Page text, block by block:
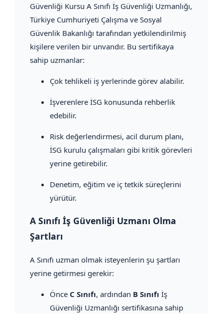
Güvenliği Kursu A Sınıfı İş Güvenliği Uzmanlığı,
Türkiye Cumhuriyeti Çalışma ve Sosyal
Güvenlik Bakanlığı tarafından yetkilendirilmiş
kişilere verilen bir unvandır. Bu sertifikaya
sahip uzmanlar:
Çok tehlikeli iş yerlerinde görev alabilir.
İşverenlere İSG konusunda rehberlik
edebilir.
Risk değerlendirmesi, acil durum planı,
İSG kurulu çalışmaları gibi kritik görevleri
yerine getirebilir.
Denetim, eğitim ve iç tetkik süreçlerini
yürütür.
A Sınıfı İş Güvenliği Uzmanı Olma
Şartları
A Sınıfı uzman olmak isteyenlerin şu şartları
yerine getirmesi gerekir:
Önce C Sınıfı, ardından B Sınıfı İş
Güvenliği Uzmanlığı sertifikasına sahip